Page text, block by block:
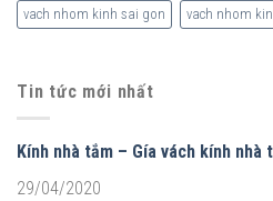
vach nhom kinh sai gon vach nhom
Tin tức mới nhất
Kính nhà tắm – Gía vách kính nhà
29/04/2020